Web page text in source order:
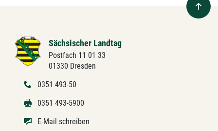
Sächsischer Landtag
Postfach 11 01 33
01330 Dresden
0351 493-50
0351 493-5900
E-Mail schreiben